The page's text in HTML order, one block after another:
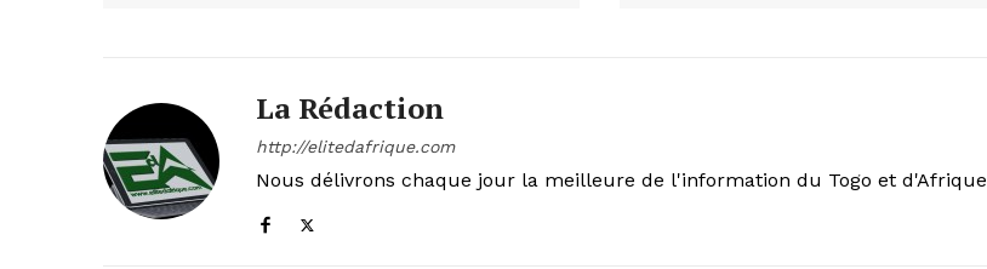
La Rédaction
http://elitedafrique.com
Nous délivrons chaque jour la meilleure de l'information du Togo et d'Afrique